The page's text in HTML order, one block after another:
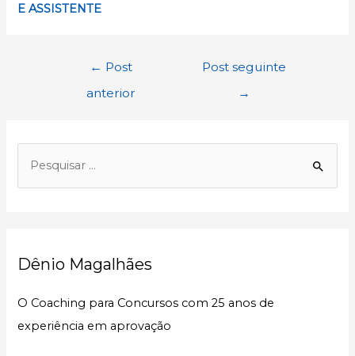
E ASSISTENTE
Navegação
← Post
anterior
Post seguinte
→
iDênio Magalhães
O Coaching para Concursos com 25 anos de
experiência em aprovação